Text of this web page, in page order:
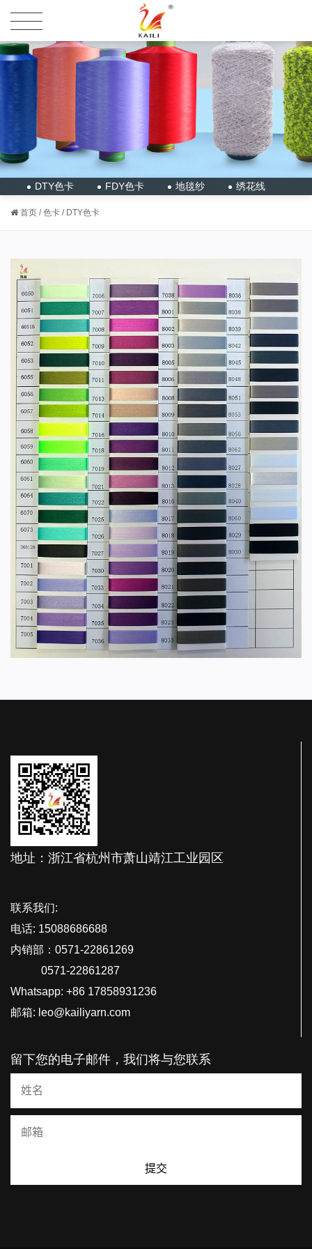
DTY色卡 FDY色卡 地毯纱 绣花线
首页 /色卡 / DTY色卡
地址：浙江省杭州市萧山靖江工业园区
联系我们:
电话: 15088686688
内销部：0571-22861269
0571-22861287
Whatsapp: +86 17858931236
邮箱: leo@kailiyarn.com
留下您的电子邮件，我们将与您联系